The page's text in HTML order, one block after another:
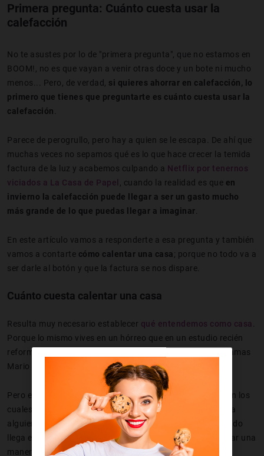
Primera pregunta: Cuánto cuesta usar la
calefacción
No te asustes por lo de "primera pregunta", que no estamos en
BOOM!, no es que vayan a venir otras doce y un bote ni mucho
menos... Pero, de verdad, si quieres ahorrar en calefacción, lo
primero que tienes que preguntarte es cuánto cuesta usar la
calefacción
Parece de perogrullo, pero hay a quien se le escapa. De ahí que
muchas veces no sepamos qué es lo que hace crecer la temida
factura de la luz y acabemos culpando a Netflix por tenernos
viciados a La Casa de Papel
, cuando la realidad es que en
invierno la calefacción puede llegar a ser un gasto mucho
más grande de lo que puedas llegar a imaginar
En este artículo vamos a responderte a esa pregunta y también
vamos a contarte cómo calentar una casa; porque no todo va a
ser darle al botón y que la factura se nos dispare.
Cuánto cuesta calentar una casa
Resulta muy necesario establecer qué entendemos como casa
Porque lo mismo vives en un hórreo que en un estudio recién
reformado o en chalet vecino del de Sergio Ramos. O te llamas
Mario Casas (venga, este sí que ha sido forzado).
Pero en fin, que hay casas y casas y hay dos momentos en los
cuales tu tipo de casa importa y mucho: cuando te llevas a
alguien que acabas de pillar en unaapp para ligar
, y cuando
llega el frío. Será porque en ambos casos tienes que buscar una
manera eficaz de calentar el ambiente...